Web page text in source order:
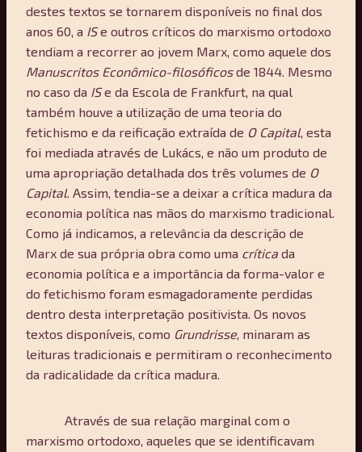
destes textos se tornarem disponíveis no final dos
anos 60, a ISe outros críticos do marxismo ortodoxo
tendiam a recorrer ao jovem Marx, como aquele dos
Manuscritos Econômico-filosóficosde 1844. Mesmo
no caso da ISe da Escola de Frankfurt, na qual
também houve a utilização de uma teoria do
fetichismo e da reificação extraída de O Capital, esta
foi mediada através de Lukács, e não um produto de
uma apropriação detalhada dos três volumes de O
Capital. Assim, tendia-se a deixar a crítica madura da
economia política nas mãos do marxismo tradicional.
Como já indicamos, a relevância da descrição de
Marx de sua própria obra como uma crítica da
economia política e a importância da forma-valor e
do fetichismo foram esmagadoramente perdidas
dentro desta interpretação positivista. Os novos
textos disponíveis, como Grundrisse, minaram as
leituras tradicionais e permitiram o reconhecimento
da radicalidade da crítica madura.
Através de sua relação marginal com o
marxismo ortodoxo, aqueles que se identificavam